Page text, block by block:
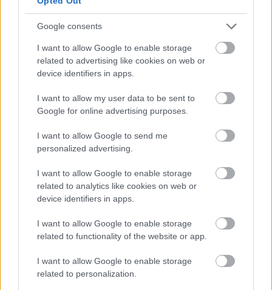
Google consents
I want to allow Google to enable storage
related to advertising like cookies on web or
device identifiers in apps.
I want to allow my user data to be sent to
Google for online advertising purposes.
I want to allow Google to send me
personalized advertising.
I want to allow Google to enable storage
related to analytics like cookies on web or
device identifiers in apps.
I want to allow Google to enable storage
related to functionality of the website or app.
I want to allow Google to enable storage
related to personalization.